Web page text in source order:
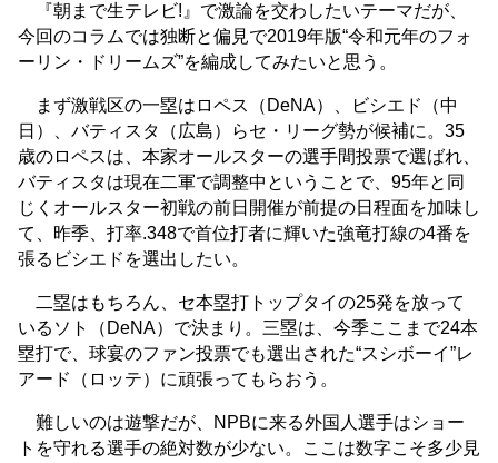
『朝まで生テレビ!』で激論を交わしたいテーマだが、
今回のコラムでは独断と偏見で2019年版“令和元年のフォ
ーリン・ドリームズ”を編成してみたいと思う。
まず激戦区の一塁はロペス（DeNA）、ビシエド（中
日）、バティスタ（広島）らセ・リーグ勢が候補に。35
歳のロペスは、本家オールスターの選手間投票で選ばれ、
バティスタは現在二軍で調整中ということで、95年と同
じくオールスター初戦の前日開催が前提の日程面を加味し
て、昨季、打率.348で首位打者に輝いた強竜打線の4番を
張るビシエドを選出したい。
二塁はもちろん、セ本塁打トップタイの25発を放って
いるソト（DeNA）で決まり。三塁は、今季ここまで24本
塁打で、球宴のファン投票でも選出された“スシボーイ”レ
アード（ロッテ）に頑張ってもらおう。
難しいのは遊撃だが、NPBに来る外国人選手はショー
トを守れる選手の絶対数が少ない。ここは数字こそ多少見